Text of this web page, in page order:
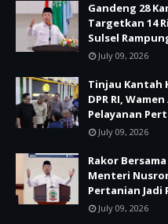
Gandeng 28
Targetkan 14
Sulsel
July 09, 2026
Tinjau Kantah
DPR RI,
Pelayanan
July 09, 2026
Rakor
Menteri
Pertanian
July 09, 2026